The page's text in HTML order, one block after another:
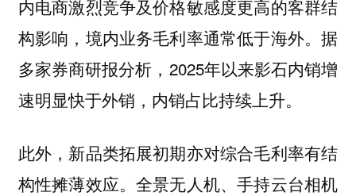
内电商激烈竞争及价格敏感度更高的客群结
构影响，境内业务毛利率通常低于海外。据
多家券商研报分析，2025年以来影石内销增
速明显快于外销，内销占比持续上升。
此外，新品类拓展初期亦对综合毛利率有结
构性摊薄效应。全景无人机、手持云台相机